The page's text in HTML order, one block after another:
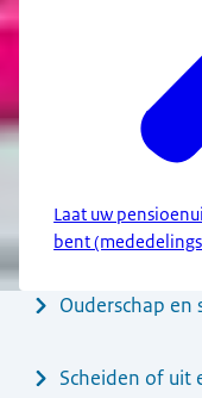
Laat uw
bent
MenuOuderschap en
Scheiden of uit